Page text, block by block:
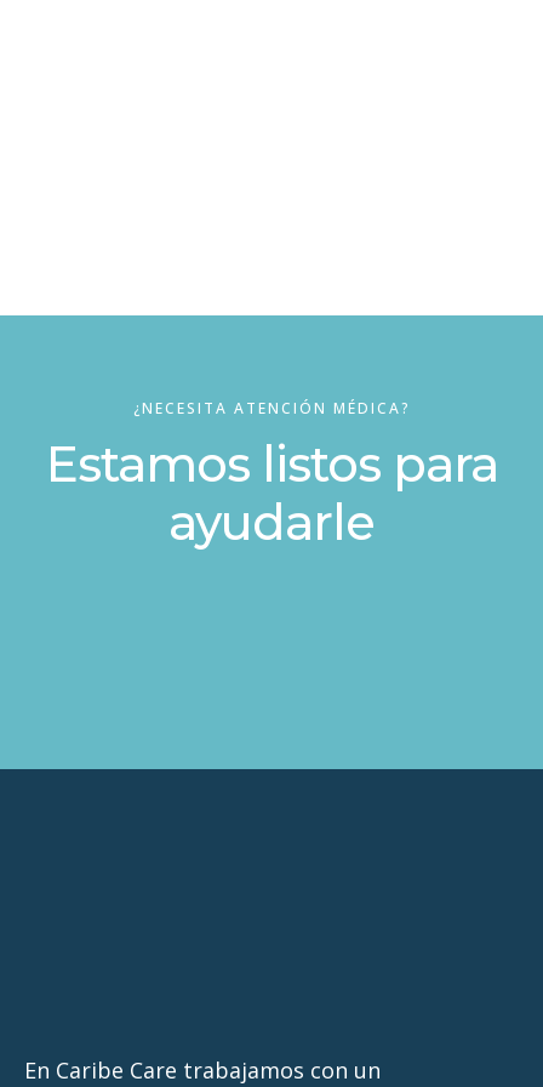
¿NECESITA ATENCIÓN MÉDICA?
Estamos listos para
ayudarle
En Caribe Care trabajamos con un